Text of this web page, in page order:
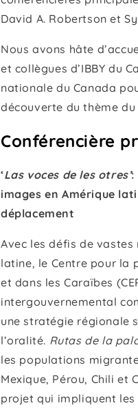
David A. Robertson et
Nous avons hâte
et collègues d’IBBY du
nationale du Canada
découverte du thème du
Conférencière
‘Las voces de les otres’:
images en Amérique
déplacement
Avec les défis de
latine, le Centre pour la
et dans les Caraïbes
intergouvernemental
une stratégie régionale
l’oralité. Rutas de la
les populations
Mexique, Pérou, Chili et
projet qui impliquent